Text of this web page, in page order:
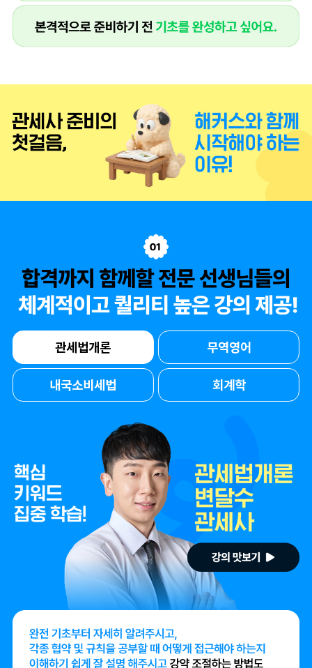
관세법개론 무역영어
내국소비세법 회계학